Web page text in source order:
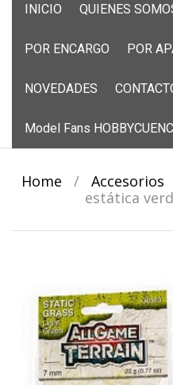
INICIO QUIENES
POR ENCARGO POR
NOVEDADES
Model Fans
Home / Accesorios
estática